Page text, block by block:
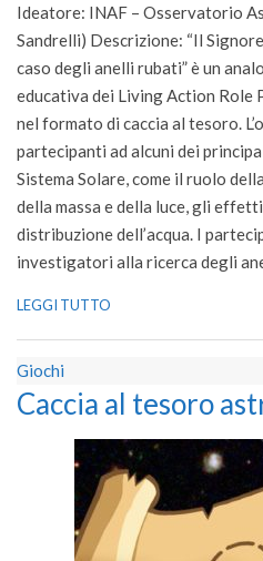
29
Ideatore: INAF – Osservatorio
Sandrelli) Descrizione: “Il
caso degli anelli rubati” è un
educativa dei Living Action Role
nel formato di caccia al tesoro.
partecipanti ad alcuni dei
Sistema Solare, come il ruolo
della massa e della luce, gli
distribuzione dell’acqua. I
investigatori alla ricerca degli
LEGGI TUTTO
Giochi
Caccia al tesoro